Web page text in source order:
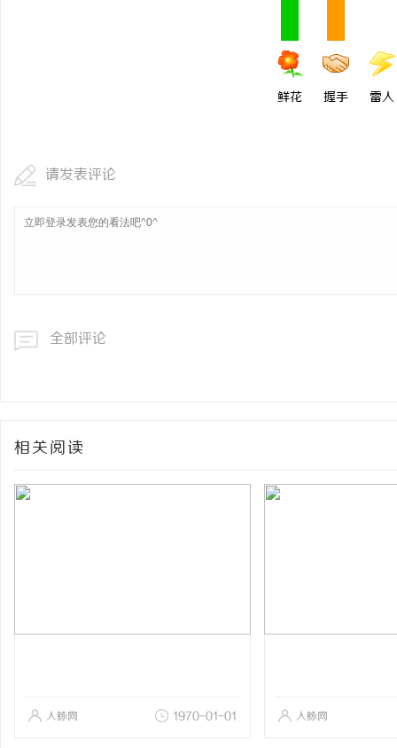
鲜花 握手 雷人
请发表评论
全部评论
相关阅读
人脉网 1970-01-01 人脉网